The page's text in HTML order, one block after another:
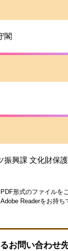
閣
興課 文化財保
PDF形式のファイルを
Adobe Readerをお持ち
お問い合わせ